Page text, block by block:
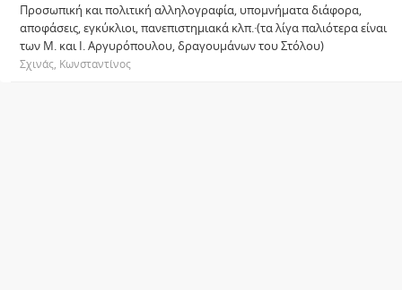
Προσωπική και πολιτική αλληλογραφία, υπομνήματα διάφορα,
αποφάσεις, εγκύκλιοι, πανεπιστημιακά κλπ.·(τα λίγα παλιότερα είναι
των Μ. και Ι. Αργυρόπουλου, δραγουμάνων του Στόλου)
Σχινάς, Κωνσταντίνος